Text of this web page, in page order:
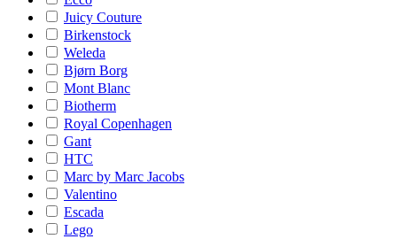
Juicy Couture
Birkenstock
Weleda
Bjørn Borg
Mont Blanc
Biotherm
Royal Copenhagen
Gant
HTC
Marc by Marc Jacobs
Valentino
Escada
Lego